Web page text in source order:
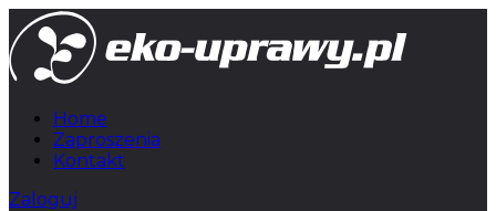
Home
Zaproszenia
Kontakt
Zaloguj